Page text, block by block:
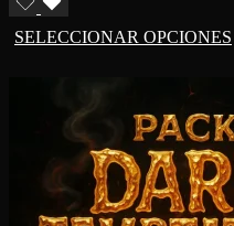
SELECCIONAR OPCIONES